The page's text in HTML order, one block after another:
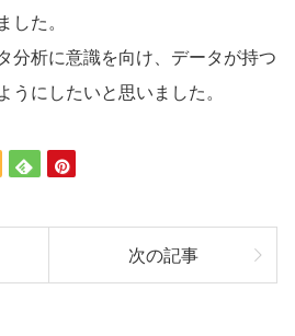
た。
分析に意識を向け、データが持つ
にしたいと思いました。
次の記事